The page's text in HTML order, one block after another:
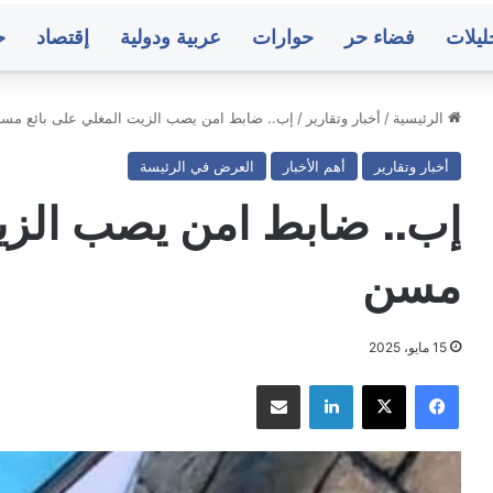
فضاء حر حوارات عربية ودولية إقتصاد
الرئيسية / أخبار وتقارير / إب.. ضابط امن يصب الزيت المغلي على بائع
أخبار وتقارير أهم الأخبار العرض في الرئيسة
إب.. ضابط امن يصب
مسن
15 مايو، 2025
فيسبوك ‫X لينكدإن مشاركة عبر البريد
البرلماني المقطري بعد استهداف منزله: لن
ترهبني تهديداتكم وسأواصل الدفاع عن
مأرب
صنعاء..
البنك